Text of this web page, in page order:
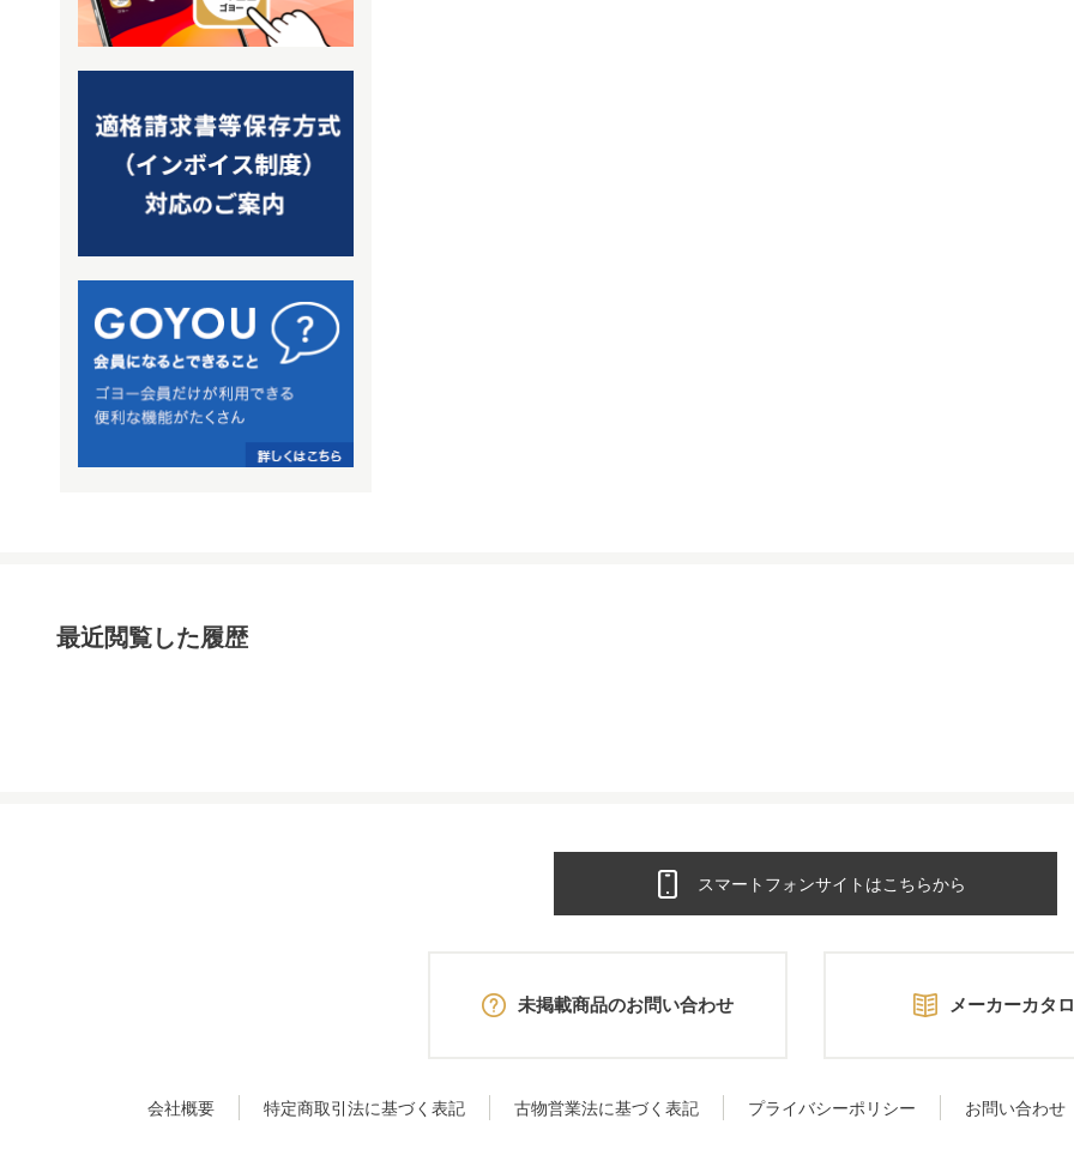
最近閲覧した履歴
スマートフォンサイトはこちらから
未掲載商品のお問い合わせ メーカーカタ
会社概要 特定商取引法に基づく表記 古物営業法に基づく表記 プライバシーポリシー お問い合わせ